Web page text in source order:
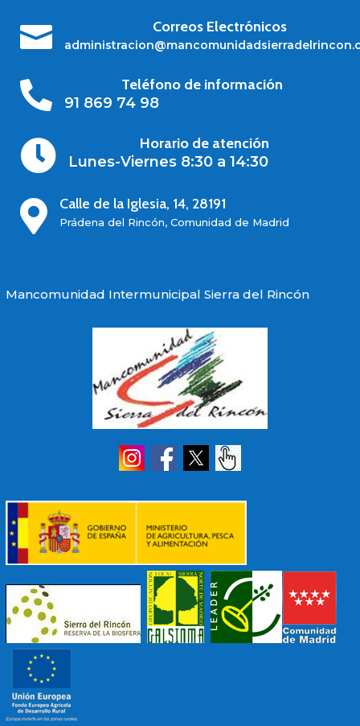
 Correos Electrónicos

Teléfono de información
91 869 74 98

Horario de atención
Lunes-Viernes 8:30 a 14:30
 Calle de la Iglesia, 14, 28191
Prádena del Rincón, Comunidad de Madrid
Mancomunidad Intermunicipal Sierra del Rincón